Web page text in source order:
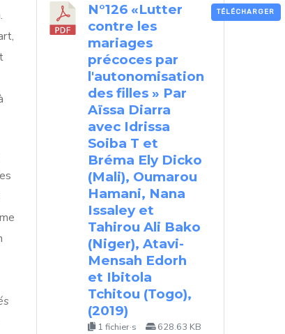
N°126 «Lutter
contre les
mariages
précoces par
l'autonomisation
des filles » Par
Aïssa Diarra
avec Idrissa
Soiba T et
Bréma Ely Dicko
(Mali), Oumarou
Hamani, Nana
Issaley et
Tahirou Ali Bako
(Niger), Atavi-
Mensah Edorh
et Ibitola
Tchitou (Togo),
(2019)
1 fichier·s 628.63 KB
TÉLÉCHARGER